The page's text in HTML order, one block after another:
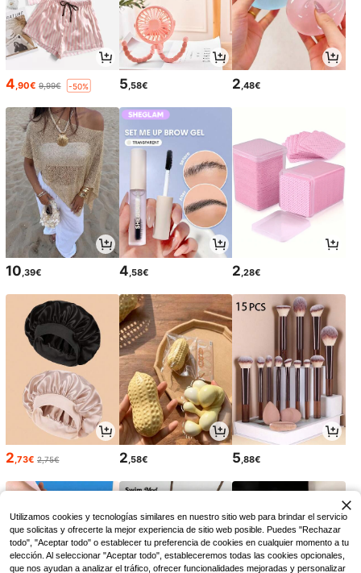
4 ,90€ 9,99€ -50% 5 ,58€ 2 ,48€
10,39€ 4,58€ 2,28€
2,73€ 2,75€ 2,58€ 5,88€
Utilizamos cookies y tecnologías similares en nuestro sitio web para brindar el servicio
que solicitas y ofrecerte la mejor experiencia de sitio web posible. Puedes "Rechazar
todo", "Aceptar todo" o establecer tu preferencia de cookies en cualquier momento a tu
elección. Al seleccionar "Aceptar todo", estableceremos todas las cookies opcionales,
que nos ayudan a analizar el tráfico, ofrecer funcionalidades mejoradas y personalizar